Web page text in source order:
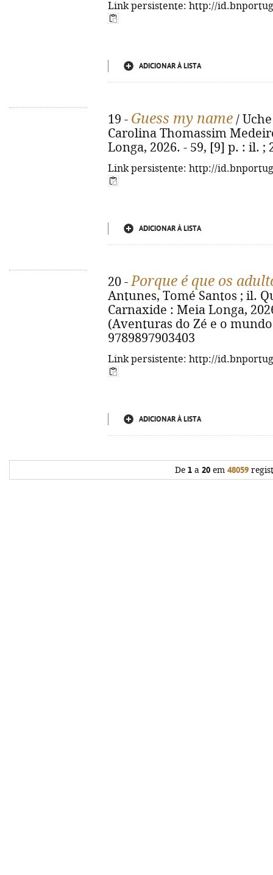
Link persistente: http://
ADICIONAR À LISTA
19 - Guess my name /
Carolina Thomassim
Longa, 2026. - 59, [9] p. : il. ;
Link persistente: http://
ADICIONAR À LISTA
20 -Porque é que os
Antunes, Tomé Santos ; il.
Carnaxide : Meia Longa,
(Aventuras do Zé e o
9789897903403
Link persistente: http://
ADICIONAR À LISTA
De 1 a 20 em 48059